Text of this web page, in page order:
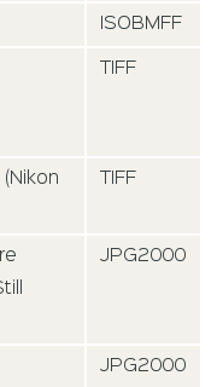
ISOBMFF
TIFF
TIFF
JPG2000
JPG2000